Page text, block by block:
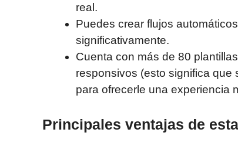
real.
Puedes crear flujos
significativamente.
Cuenta con más de 80
responsivos (esto significa
para ofrecerle una experiencia
Principales ventajas de